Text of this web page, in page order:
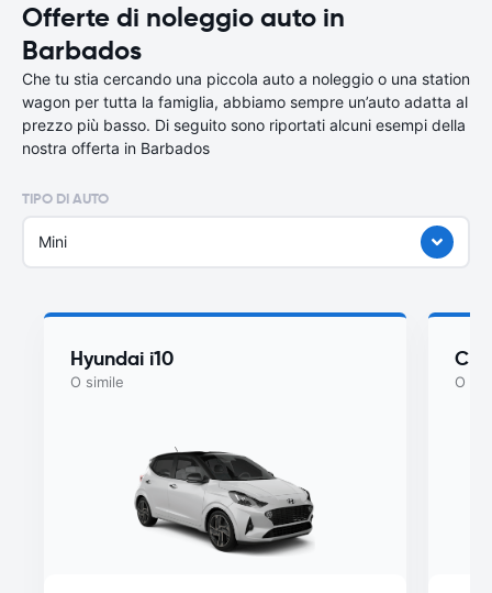
Offerte di noleggio auto in
Barbados
Che tu stia cercando una piccola auto a noleggio o una station
wagon per tutta la famiglia, abbiamo sempre un’auto adatta al
prezzo più basso. Di seguito sono riportati alcuni esempi della
nostra offerta in Barbados
TIPO DI AUTO
Mini
Hyundai i10
O simile O